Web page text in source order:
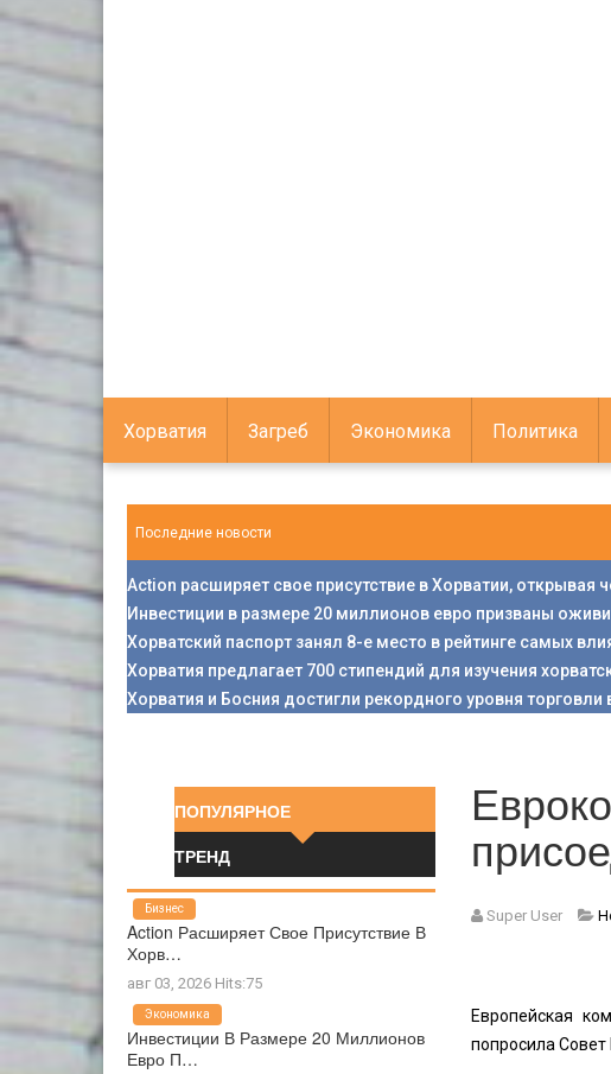
Хорватия Загреб Экономика Политика
Последние новости
Action расширяет свое присутствие в Хорватии, открывая
Инвестиции в размере 20 миллионов евро призваны
Хорватский паспорт занял 8-е место в рейтинге самых
Хорватия предлагает 700 стипендий для изучения
Хорватия и Босния достигли рекордного уровня
Super User
Европейская
попросила
ПОПУЛЯРНОЕ
ТРЕНД
Action Расширяет Свое Присутствие В
Хорв…
авг 03, 2026 Hits:75
Бизнес
Инвестиции В Размере 20 Миллионов
Евро П…
Экономика